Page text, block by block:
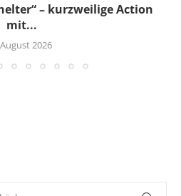
– kurzweilige Action
mit...
2026